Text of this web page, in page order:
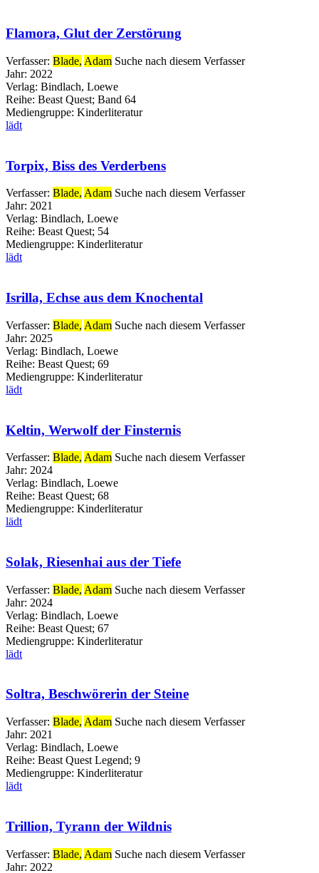
Flamora, Glut der Zerstörung
Verfasser: Blade, Adam Suche nach diesem Verfasser
Jahr: 2022
Verlag: Bindlach, Loewe
Reihe: Beast Quest; Band 64
Mediengruppe: Kinderliteratur
lädt
Torpix, Biss des Verderbens
Verfasser: Blade, Adam Suche nach diesem Verfasser
Jahr: 2021
Verlag: Bindlach, Loewe
Reihe: Beast Quest; 54
Mediengruppe: Kinderliteratur
lädt
Isrilla, Echse aus dem Knochental
Verfasser: Blade, Adam Suche nach diesem Verfasser
Jahr: 2025
Verlag: Bindlach, Loewe
Reihe: Beast Quest; 69
Mediengruppe: Kinderliteratur
lädt
Keltin, Werwolf der Finsternis
Verfasser: Blade, Adam Suche nach diesem Verfasser
Jahr: 2024
Verlag: Bindlach, Loewe
Reihe: Beast Quest; 68
Mediengruppe: Kinderliteratur
lädt
Solak, Riesenhai aus der Tiefe
Verfasser: Blade, Adam Suche nach diesem Verfasser
Jahr: 2024
Verlag: Bindlach, Loewe
Reihe: Beast Quest; 67
Mediengruppe: Kinderliteratur
lädt
Soltra, Beschwörerin der Steine
Verfasser: Blade, Adam Suche nach diesem Verfasser
Jahr: 2021
Verlag: Bindlach, Loewe
Reihe: Beast Quest Legend; 9
Mediengruppe: Kinderliteratur
lädt
Trillion, Tyrann der Wildnis
Verfasser: Blade, Adam Suche nach diesem Verfasser
Jahr: 2022